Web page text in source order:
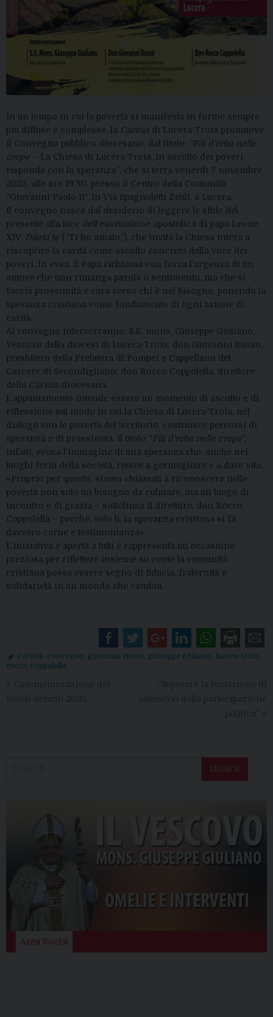
In un tempo in cui la povertà si manifesta in forme sempre
più diffuse e complesse, la Caritas di Lucera-Troia promuove
il Convegno pubblico diocesano, dal titolo:
“Fili d’erba nelle
crepe – La Chiesa di Lucera-Troia, in ascolto dei poveri,
risponde con la speranza ”, che si terrà venerdì 7 novembre
2025, alle ore 19.30, presso il Centro della Comunità
“Giovanni Paolo II”, in Via Spagnoletti Zeuli, a Lucera.
Il convegno nasce dal desiderio di leggere le sfide del
presente alla luce dell’esortazione apostolica di papa Leone
XIV,
Dilexi te (“Ti ho amato”), che invita la Chiesa intera a
riscoprire la carità come ascolto concreto della voce dei
poveri. In essa, il Papa richiama con forza l’urgenza di un
amore che non rimanga parola o sentimento, ma che si
faccia prossimità e cura verso chi è nel bisogno, ponendo la
speranza cristiana come fondamento di ogni azione di
carità.
Al convegno interverranno: S.E. mons. Giuseppe Giuliano,
Vescovo della diocesi di Lucera-Troia; don Giovanni Russo,
presbitero della Prelatura di Pompei e Cappellano del
Carcere di Secondigliano; don Rocco Coppolella, direttore
della Caritas diocesana.
L’appuntamento intende essere un momento di ascolto e di
riflessione sul modo in cui la Chiesa di Lucera-Troia, nel
dialogo con le povertà del territorio, costruisce percorsi di
speranza e di prossimità. Il titolo “ Fili d’erba nelle crepe
infatti, evoca l’immagine di una speranza che, anche nei
luoghi feriti della società, riesce a germogliare e a dare vita.
«Proprio per questo, siamo chiamati a riconoscere nelle
povertà non solo un bisogno da colmare, ma un luogo di
incontro e di grazia – sottolinea il direttore, don Rocco
Coppolella – perché, solo lì, la speranza cristiana si fa
davvero carne e testimonianza».
L’iniziativa è aperta a tutti e rappresenta un’occasione
preziosa per riflettere insieme su come la comunità
cristiana possa essere segno di fiducia, fraternità e
solidarietà in un mondo che cambia.
caritas convegno giovanni russo giuseppe giuliano lucera-troia
rocco coppolella
SEARCH
Area Social